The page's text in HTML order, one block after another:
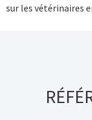
sur les vétérinaires